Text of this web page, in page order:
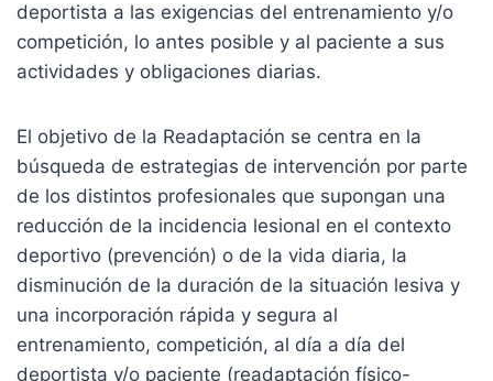
deportista a las exigencias del entrenamiento y/o
competición, lo antes posible y al paciente a sus
actividades y obligaciones diarias.
El objetivo de la Readaptación se centra en la
búsqueda de estrategias de intervención por parte
de los distintos profesionales que supongan una
reducción de la incidencia lesional en el contexto
deportivo (prevención) o de la vida diaria, la
disminución de la duración de la situación lesiva y
una incorporación rápida y segura al
entrenamiento, competición, al día a día del
deportista y/o paciente (readaptación físico-